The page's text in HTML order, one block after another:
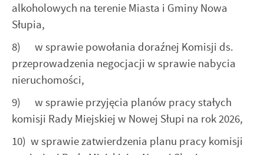
alkoholowych na terenie Miasta i Gminy Nowa
Słupia,
8) w sprawie powołania doraźnej Komisji ds.
przeprowadzenia negocjacji w sprawie nabycia
nieruchomości,
9) w sprawie przyjęcia planów pracy stałych
komisji Rady Miejskiej w Nowej Słupi na rok 2026,
10) w sprawie zatwierdzenia planu pracy komisji